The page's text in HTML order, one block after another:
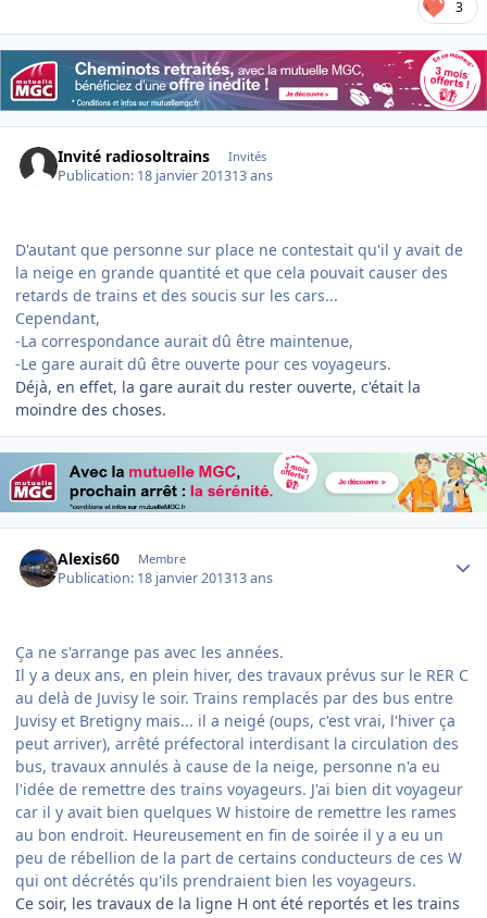
3
Invité radiosoltrains Invités
Publication: 18 janvier 201313 ans
D'autant que personne sur place ne contestait qu'il y avait de
la neige en grande quantité et que cela pouvait causer des
retards de trains et des soucis sur les cars...
Cependant,
-La correspondance aurait dû être maintenue,
-Le gare aurait dû être ouverte pour ces voyageurs.
Déjà, en effet, la gare aurait du rester ouverte, c'était la
moindre des choses.
Alexis60 Membre
Publication: 18 janvier 201313 ans
Ça ne s'arrange pas avec les années.
Il y a deux ans, en plein hiver, des travaux prévus sur le RER C
au delà de Juvisy le soir. Trains remplacés par des bus entre
Juvisy et Bretigny mais... il a neigé (oups, c'est vrai, l'hiver ça
peut arriver), arrêté préfectoral interdisant la circulation des
bus, travaux annulés à cause de la neige, personne n'a eu
l'idée de remettre des trains voyageurs. J'ai bien dit voyageur
car il y avait bien quelques W histoire de remettre les rames
au bon endroit. Heureusement en fin de soirée il y a eu un
peu de rébellion de la part de certains conducteurs de ces W
qui ont décrétés qu'ils prendraient bien les voyageurs.
Ce soir, les travaux de la ligne H ont été reportés et les trains